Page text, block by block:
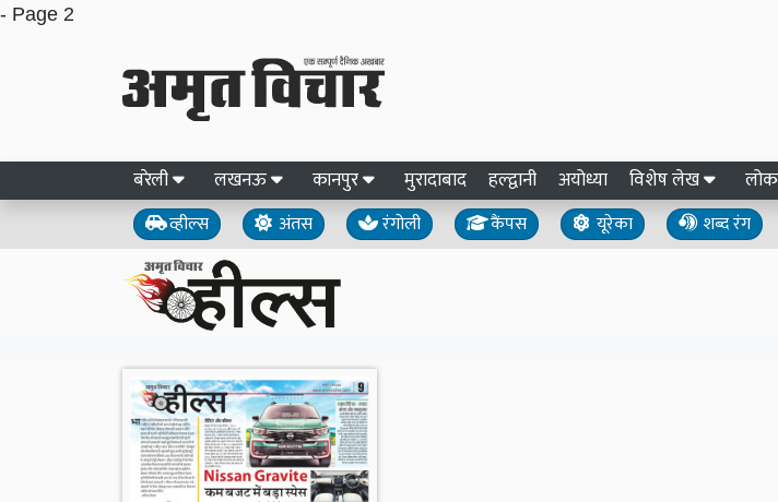
- Page 2
बरेली लखनऊ कानपुर मुरादाबाद हल्द्वानी अयोध्या विशेष लेख
व्हील्स अंतस रंगोली कैंपस यूरेका शब्द रंग